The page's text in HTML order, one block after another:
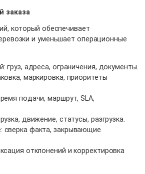
заказа
который обеспечивает
и уменьшает операционные
груз, адреса, ограничения, документы.
маркировка, приоритеты
подачи, маршрут, SLA,
движение, статусы, разгрузка.
сверка факта, закрывающие
отклонений и корректировка